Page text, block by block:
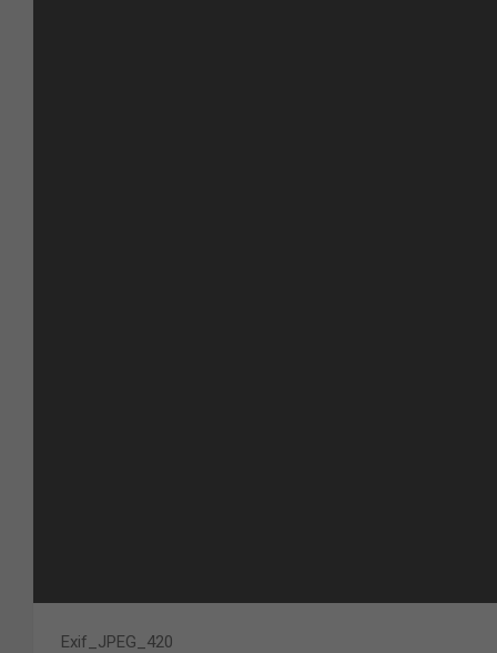
Exif_JPEG_420